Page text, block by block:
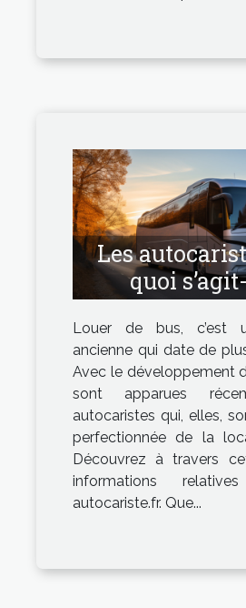
Les
quoi
Louer de bus, c’est
ancienne qui date de
Avec le développement
sont apparues
autocaristes qui, elles,
perfectionnée de la
Découvrez à travers
informations
autocariste.fr. Que...